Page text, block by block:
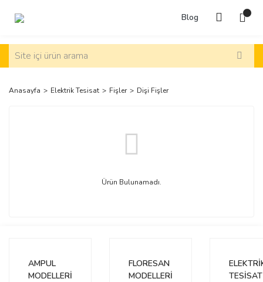
Blog
Anasayfa Elektrik Tesisat Fişler Dişi Fişler
Ürün Bulunamadı.
AMPUL
MODELLERİ
FLORESAN
MODELLERİ
TESİSAT